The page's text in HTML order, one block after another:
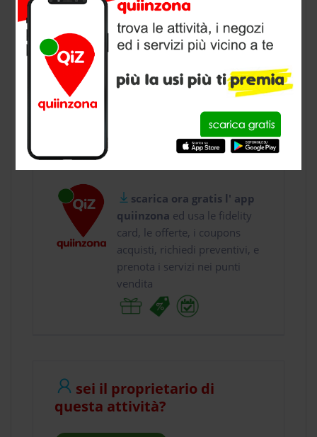
CONTATTI
usa gratis quiinzona e :
Viale Coni Zugn...
scarica ora gratis l' app
quiinzona ed usa le fidelity
card, le offerte, i coupons
acquisti, richiedi preventivi, e
prenota i servizi nei punti
vendita
sei il proprietario di
questa attività?